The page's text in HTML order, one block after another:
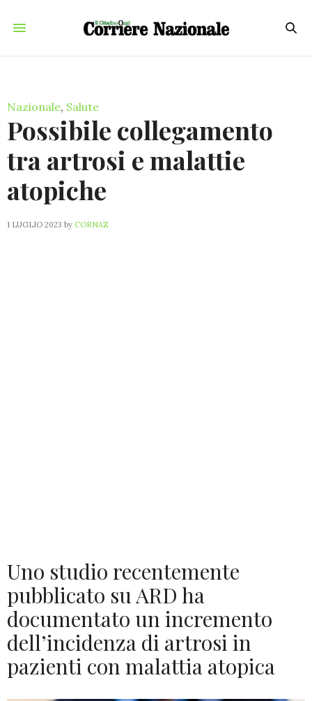
Nazionale, Salute
Possibile collegamento
tra artrosi e malattie
atopiche
1 LUGLIO 2023 by CORNAZ
Uno studio recentemente
pubblicato su ARD ha
documentato un incremento
dell’incidenza di artrosi in
pazienti con malattia atopica